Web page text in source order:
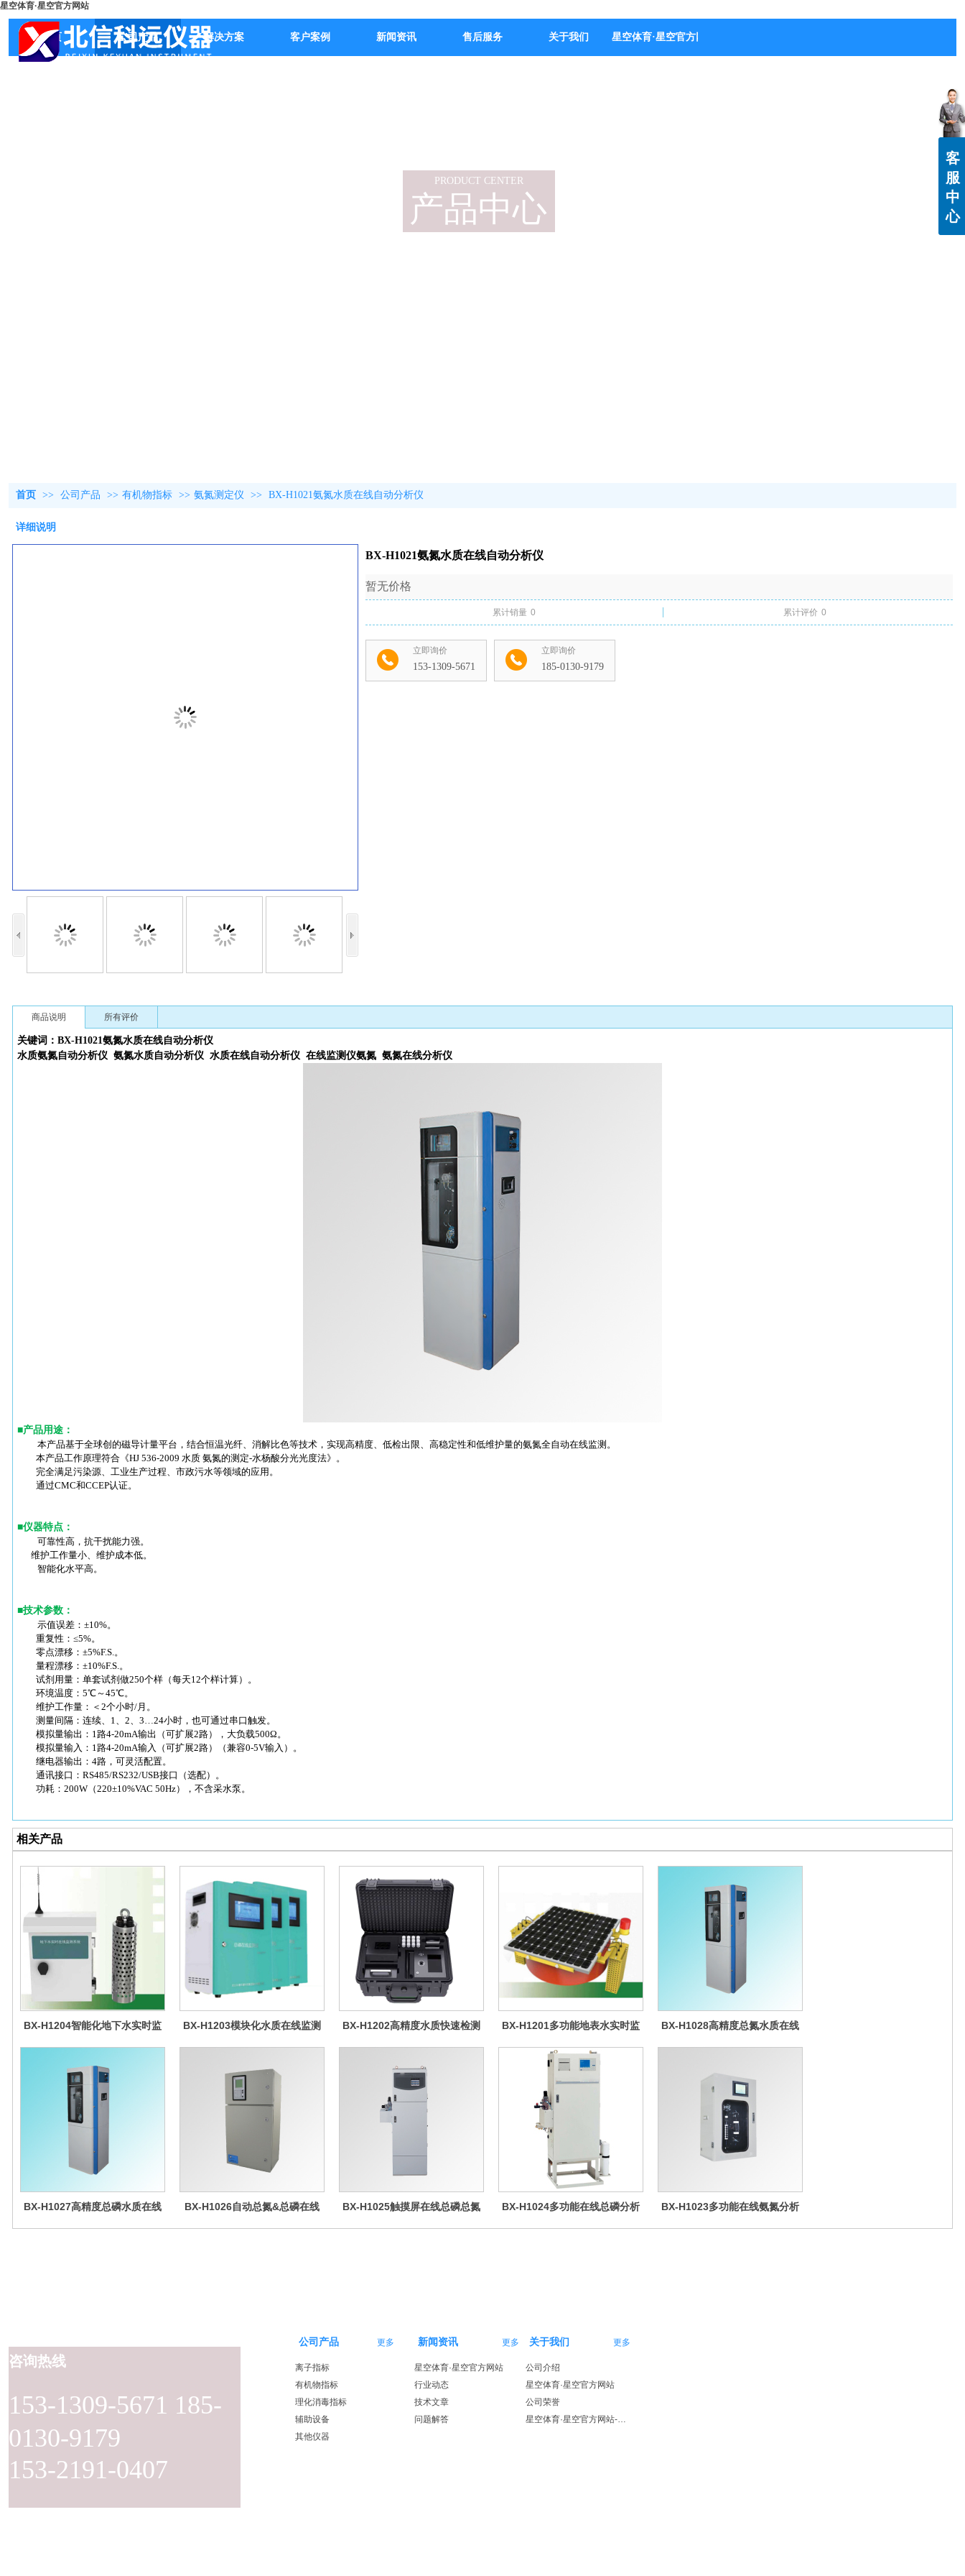
星空体育·星空官方网站
首页 公司产品 解决方案 客户案例 新闻资讯 售后服务 关于我们 星空体育·星空官方网站-星空体育（中国）
产品中心
PRODUCT CENTER
首页 >> 公司产品 >> 有机物指标 >> 氨氮测定仪 >> BX-H1021氨氮水质在线自动分析仪
详细说明
BX-H1021氨氮水质在线自动分析仪
暂无价格
累计销量 0 累计评价 0
立即询价
153-1309-5671
立即询价
185-0130-9179
商品说明 所有评价
关键词：BX-H1021氨氮水质在线自动分析仪
水质氨氮自动分析仪 氨氮水质自动分析仪 水质在线自动分析仪 在线监测仪氨氮 氨氮在线分析仪
■产品用途：
本产品基于全球创的磁导计量平台，结合恒温光纤、消解比色等技术，实现高精度、低检出限、高稳定性和低维护量的氨氮全自动在线监测。
本产品工作原理符合《HJ 536-2009 水质 氨氮的测定-水杨酸分光光度法》。
完全满足污染源、工业生产过程、市政污水等领域的应用。
通过CMC和CCEP认证。
■仪器特点：
可靠性高，抗干扰能力强。
维护工作量小、维护成本低。
智能化水平高。
■技术参数：
示值误差：±10%。
重复性：≤5%。
零点漂移：±5%F.S.。
量程漂移：±10%F.S.。
试剂用量：单套试剂做250个样（每天12个样计算）。
环境温度：5℃～45℃。
维护工作量：＜2个小时/月。
测量间隔：连续、1、2、3…24小时，也可通过串口触发。
模拟量输出：1路4-20mA输出（可扩展2路），大负载500Ω。
模拟量输入：1路4-20mA输入（可扩展2路）（兼容0-5V输入）。
继电器输出：4路，可灵活配置。
通讯接口：RS485/RS232/USB接口（选配）。
功耗：200W（220±10%VAC 50Hz），不含采水泵。
相关产品
BX-H1204智能化地下水实时监
BX-H1203模块化水质在线监测
BX-H1202高精度水质快速检测
BX-H1201多功能地表水实时监
BX-H1028高精度总氮水质在线
BX-H1027高精度总磷水质在线
BX-H1026自动总氮&总磷在线
BX-H1025触摸屏在线总磷总氮
BX-H1024多功能在线总磷分析
BX-H1023多功能在线氨氮分析
153-1309-5671 185-
0130-9179
153-2191-0407
咨询热线
新闻资讯 更多
星空体育·星空官方网站
行业动态
技术文章
问题解答
公司产品 更多
离子指标
有机物指标
理化消毒指标
辅助设备
其他仪器
关于我们 更多
公司介绍
星空体育·星空官方网站
公司荣誉
星空体育·星空官方网站-星空体育（中国）
客
服
中
心